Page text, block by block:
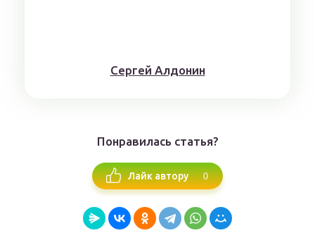
Сергей Алдонин
Понравилась статья?
Лайк автору 0